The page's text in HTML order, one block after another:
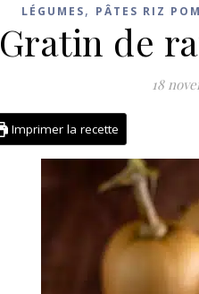
LÉGUMES, PÂTES RIZ
Gratin de
18
Imprimer la recette